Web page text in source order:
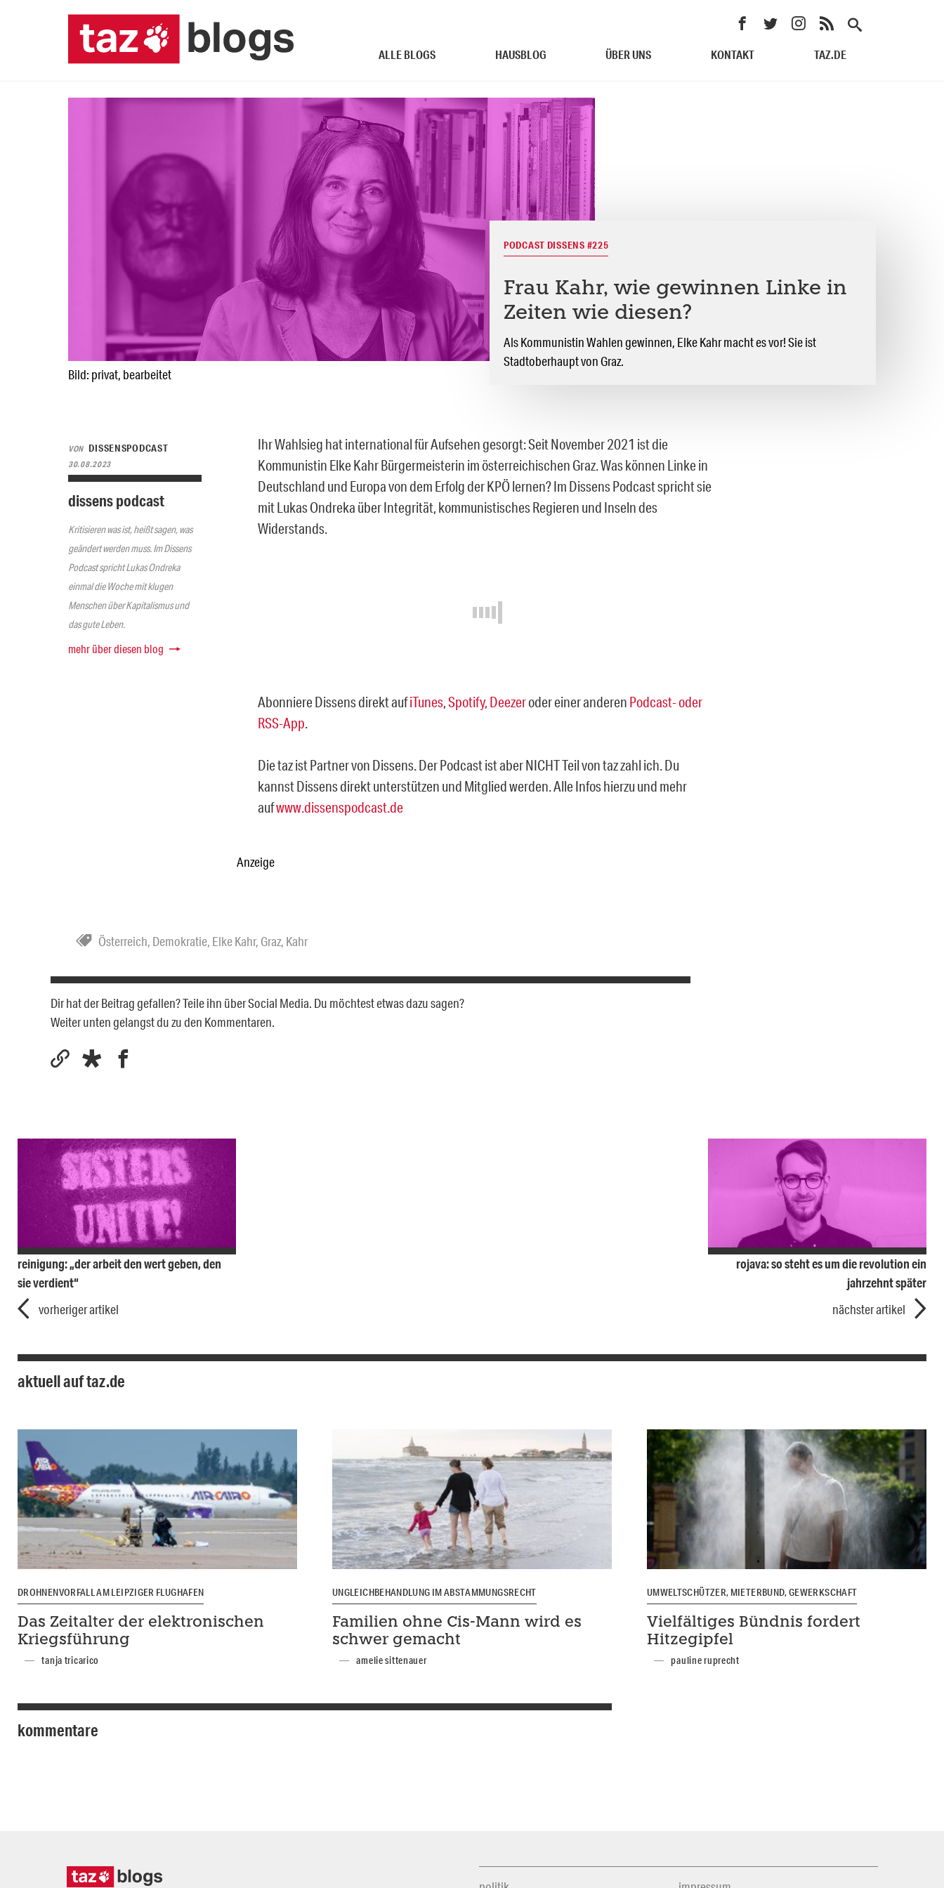
ALLE BLOGS HAUSBLOG ÜBER UNS KONTAKT TAZ.DE
Bild: privat, bearbeitet
PODCAST DISSENS #225
Frau Kahr, wie gewinnen Linke in
Zeiten wie diesen?
Als Kommunistin Wahlen gewinnen, Elke Kahr macht es vor! Sie ist
Stadtoberhaupt von Graz.
VON DISSENSPODCAST
30.08.2023
dissens podcast
Kritisieren was ist, heißt sagen, was
geändert werden muss. Im Dissens
Podcast spricht Lukas Ondreka
einmal die Woche mit klugen
Menschen über Kapitalismus und
das gute Leben.
mehr über diesen blog
Ihr Wahlsieg hat international für Aufsehen gesorgt: Seit November 2021 ist die
Kommunistin Elke Kahr Bürgermeisterin im österreichischen Graz. Was können Linke in
Deutschland und Europa von dem Erfolg der KPÖ lernen? Im Dissens Podcast spricht sie
mit Lukas Ondreka über Integrität, kommunistisches Regieren und Inseln des
Widerstands.
Abonniere Dissens direkt aufiTunes,Spotify, Deezeroder einer anderen Podcast- oder
RSS-App.
Die taz ist Partner von Dissens. Der Podcast ist aber NICHT Teil von taz zahl ich. Du
kannst Dissens direkt unterstützen und Mitglied werden. Alle Infos hierzu und mehr
aufwww.dissenspodcast.de
Anzeige
Österreich, Demokratie, Elke Kahr, Graz, Kahr
Dir hat der Beitrag gefallen? Teile ihn über Social Media. Du möchtest etwas dazu sagen?
Weiter unten gelangst du zu den Kommentaren.
reinigung: „der arbeit den wert geben, den
sie verdient“
vorheriger artikel
rojava: so steht es um die revolution ein
jahrzehnt später
nächster artikel
aktuell auf taz.de
DROHNENVORFALL AM LEIPZIGER FLUGHAFEN
Das Zeitalter der elektronischen
Kriegsführung
tanja tricarico
UNGLEICHBEHANDLUNG IM ABSTAMMUNGSRECHT
Familien ohne Cis-Mann wird es
schwer gemacht
amelie sittenauer
UMWELTSCHÜTZER, MIETERBUND, GEWERKSCHAFT
Vielfältiges Bündnis fordert
Hitzegipfel
pauline ruprecht
kommentare